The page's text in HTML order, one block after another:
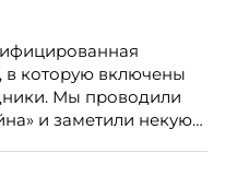
лишнего контроля и
в которую включены
Мы проводили
и заметили некую